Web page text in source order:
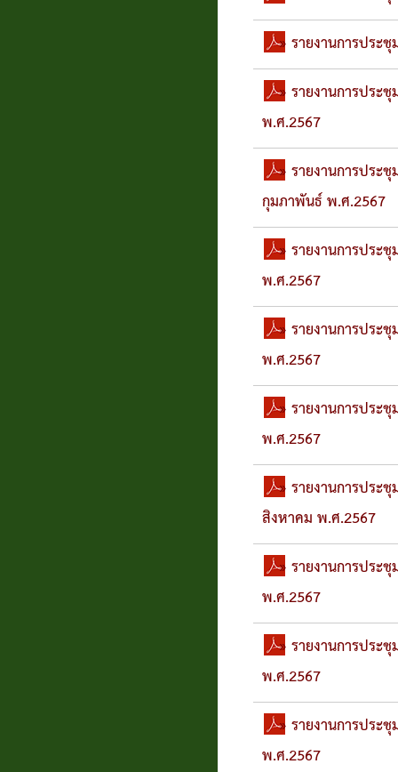
» รายงานการประ
» รายงานการปร
พ.ศ.2567
» รายงานการปร
กุมภาพันธ์ พ.ศ.2567
» รายงานการปร
พ.ศ.2567
» รายงานการปร
พ.ศ.2567
» รายงานการปร
พ.ศ.2567
» รายงานการปร
สิงหาคม พ.ศ.2567
» รายงานการปร
พ.ศ.2567
» รายงานการปร
พ.ศ.2567
» รายงานการปร
พ.ศ.2567